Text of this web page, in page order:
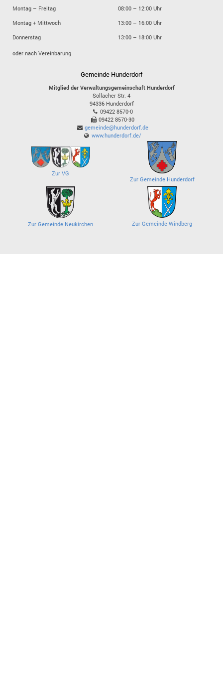
Montag – Freitag
08:00 – 12:00 Uhr
Montag + Mittwoch
13:00 – 16:00 Uhr
Donnerstag
13:00 – 18:00 Uhr
oder nach Vereinbarung
Gemeinde Hunderdorf
Mitglied der Verwaltungsgemeinschaft Hunderdorf
Sollacher Str. 4
94336 Hunderdorf
09422 8570-0
09422 8570-30
gemeinde@hunderdorf.de
www.hunderdorf.de/
Zur VG
Zur Gemeinde Hunderdorf
Zur Gemeinde Neukirchen Zur Gemeinde Windberg